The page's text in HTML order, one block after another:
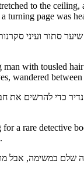
to the ceiling,
turning page was
סתור ועיני
man with tousled
wandered
כדי להרשים את
for a rare detective